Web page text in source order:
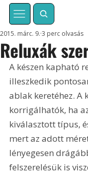
Reluxák
2015. márc. 9. 3 perc olvasás
A készen kapható
illeszkedik
ablak keretéhez. A
korrigálhatók, ha
kiválasztott típus,
mert az adott
lényegesen
felszerelésük is